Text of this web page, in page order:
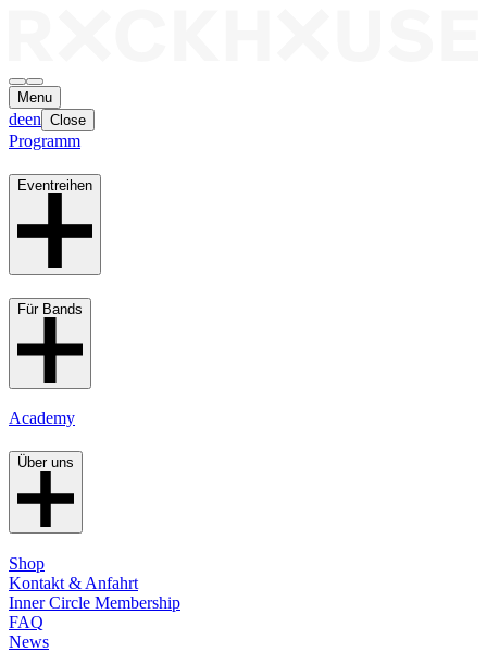
Menu
deen Close
Programm
Eventreihen
Für Bands
Academy
Über uns
Shop
Kontakt & Anfahrt
Inner Circle Membership
FAQ
News